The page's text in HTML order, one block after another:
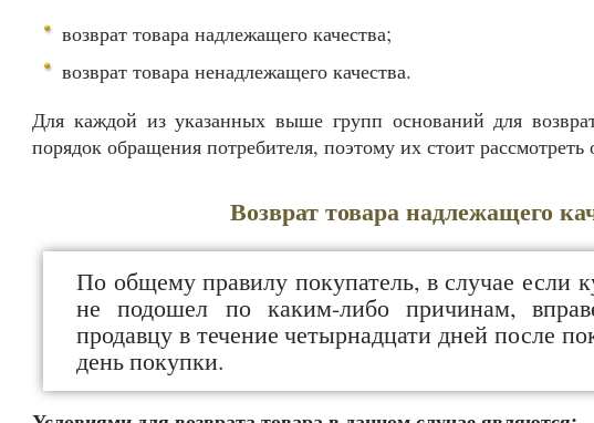
возврат товара надлежащего качества;
возврат товара ненадлежащего качества.
Для каждой из указанных выше групп оснований для
порядок обращения потребителя, поэтому их стоит рассмотреть
Возврат товара надлежащего
По общему правилу покупатель, в случае если
не подошел по каким-либо причинам,
продавцу в течение четырнадцати дней после
день покупки.